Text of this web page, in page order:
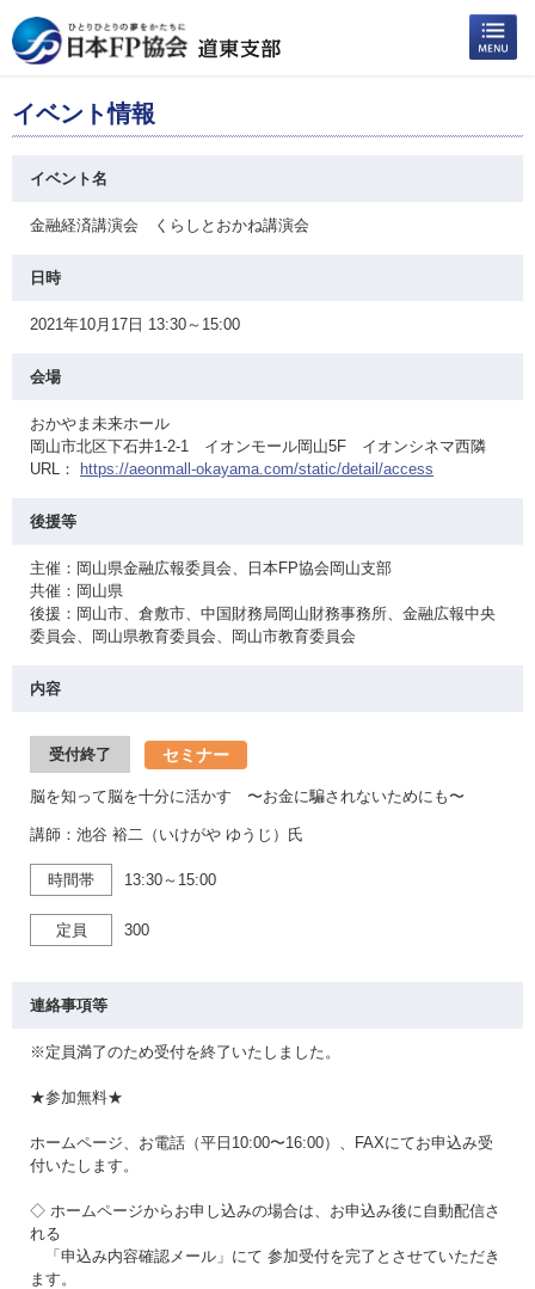
イベント情報
イベント名
金融経済講演会 くらしとおかね講演会
日時
2021年10月17日 13:30～15:00
会場
おかやま未来ホール
岡山市北区下石井1-2-1 イオンモール岡山5F イオンシネマ西隣
URL：
https://aeonmall-okayama.com/static/detail/access
後援等
主催：岡山県金融広報委員会、日本FP協会岡山支部
共催：岡山県
後援：岡山市、倉敷市、中国財務局岡山財務事務所、金融広報中央
委員会、岡山県教育委員会、岡山市教育委員会
内容
受付終了 セミナー
脳を知って脳を十分に活かす 〜お金に騙されないためにも〜
講師：池谷 裕二（いけがや ゆうじ）氏
時間帯 13:30～15:00
定員 300
連絡事項等
※定員満了のため受付を終了いたしました。
★参加無料★
ホームページ、お電話（平日10:00〜16:00）、FAXにてお申込み受
付いたします。
◇ ホームページからお申し込みの場合は、お申込み後に自動配信さ
れる
「申込み内容確認メール」にて 参加受付を完了とさせていただき
ます。